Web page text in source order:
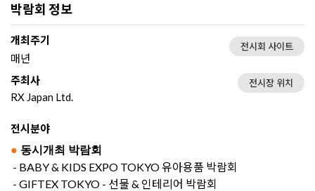
박람회 정보
개최주기
매년
전시회 사이트
주최사
RX Japan Ltd.
전시장 위치
전시분야
● 동시개최 박람회
- BABY & KIDS EXPO TOKYO 유아용품 박람회
- GIFTEX TOKYO - 선물 & 인테리어 박람회